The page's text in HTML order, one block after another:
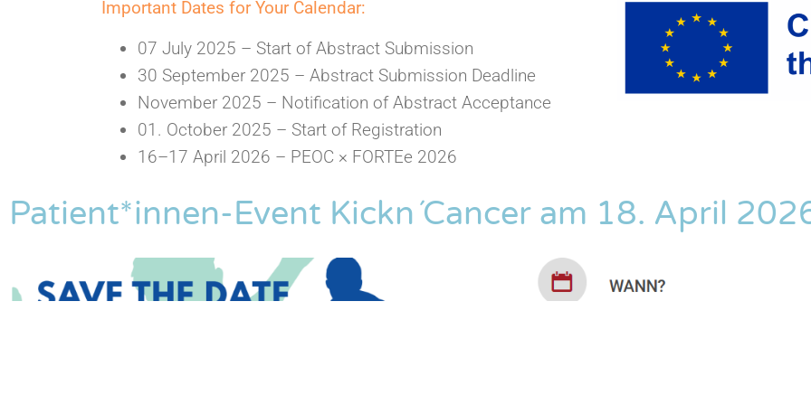
Important Dates for Your Calendar:
07 July 2025 – Start of Abstract Submission
30 September 2025 – Abstract Submission Deadline
November 2025 – Notification of Abstract Acceptance
01. October 2025 – Start of Registration
16–17 April 2026 – PEOC × FORTEe 2026
Patient*innen-Event Kickn´Cancer am 18. April